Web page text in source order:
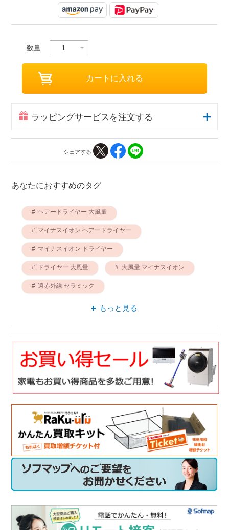
数量
ラッピングサービスを注文する
シェアする
あなたにおすすめのタグ
ヘアードライヤー 大風量
マイナスイオン ヘアードライヤー
マイナスイオン ドライヤー
ドライヤー 大風量 大風量 マイナスイオン
遠赤外線 セラミック
ドライヤー ノズル ドライヤー セラミック
もっと見る